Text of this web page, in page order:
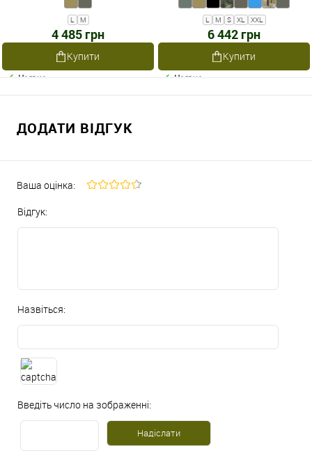
L M
4 485 грн
Купити
Наявне
L M S XL XXL
6 442 грн
Купити
Наявне
ДОДАТИ ВІДГУК
Ваша оцінка:
Відгук:
Назвіться:
Введіть число на зображенні: